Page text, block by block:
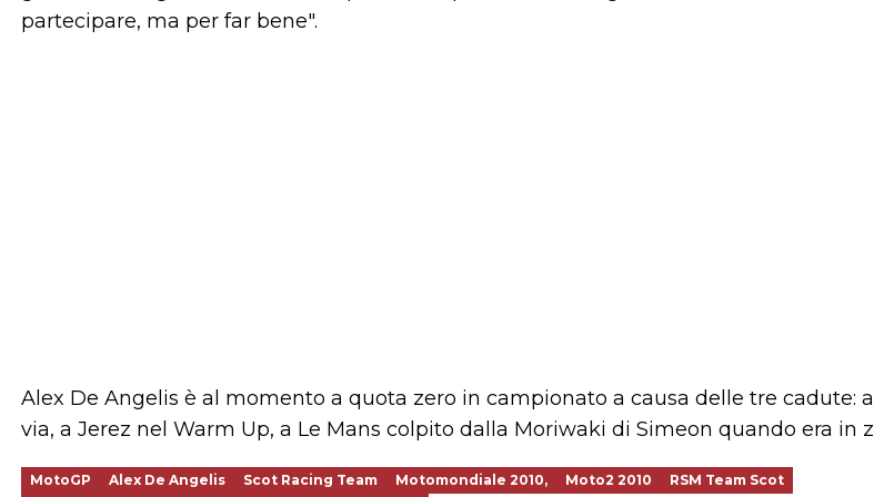
partecipare, ma per far bene".
Alex De Angelis è al momento a quota zero in campionato a causa delle tre cadute: a
via, a Jerez nel Warm Up, a Le Mans colpito dalla Moriwaki di Simeon quando era in
MotoGP Alex De Angelis Scot Racing Team Motomondiale 2010, Moto2 2010
RSM Team Scot